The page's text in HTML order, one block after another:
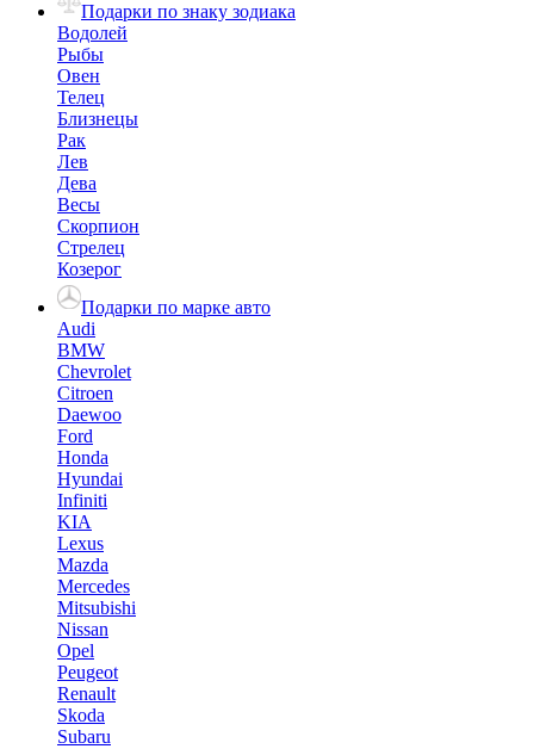
Подарки по знаку зодиака
Водолей
Рыбы
Овен
Телец
Близнецы
Рак
Лев
Дева
Весы
Скорпион
Стрелец
Козерог
Подарки по марке авто
Audi
BMW
Chevrolet
Citroen
Daewoo
Ford
Honda
Hyundai
Infiniti
KIA
Lexus
Mazda
Mercedes
Mitsubishi
Nissan
Opel
Peugeot
Renault
Skoda
Subaru